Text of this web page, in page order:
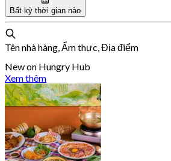
Bất kỳ thời gian nào
Tên nhà hàng, Ẩm thực, Địa điểm
New on Hungry Hub
Xem thêm